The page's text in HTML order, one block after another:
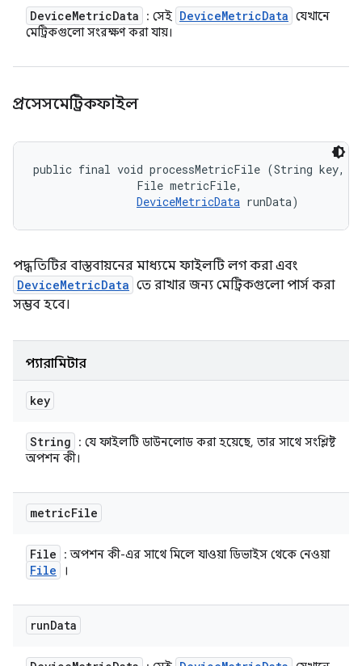
DeviceMetricData : সেই DeviceMetricData যেখানে
মেট্রিকগুলো সংরক্ষণ করা যায়।
প্রসেসমেট্রিকফাইল
public final void processMetricFile (String key,
                File metricFile,
DeviceMetricData runData)
পদ্ধতিটির বাস্তবায়নের মাধ্যমে ফাইলটি লগ করা এবং
DeviceMetricData তে রাখার জন্য মেট্রিকগুলো পার্স করা
সম্ভব হবে।
প্যারামিটার
key
String
: যে ফাইলটি ডাউনলোড করা হয়েছে, তার সাথে সংশ্লিষ্ট
অপশন কী।
metricFile
File : অপশন কী-এর সাথে মিলে যাওয়া ডিভাইস থেকে নেওয়া
File ।
runData